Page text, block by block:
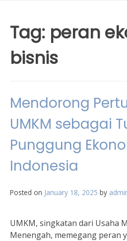
Tag: peran
bisnis
Mendorong
UMKM sebagai
Punggung
Indonesia
Posted on January 18, 2025 by
UMKM, singkatan dari Usaha
Menengah, memegang peran